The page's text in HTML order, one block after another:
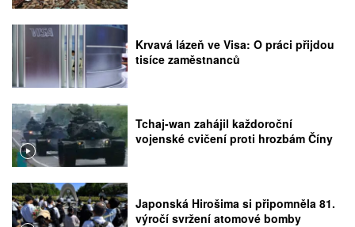
Krvavá lázeň ve Visa: O práci přijdou
tisíce zaměstnanců
Tchaj-wan zahájil každoroční
vojenské cvičení proti hrozbám Číny
Japonská Hirošima si připomněla 81.
výročí svržení atomové bomby